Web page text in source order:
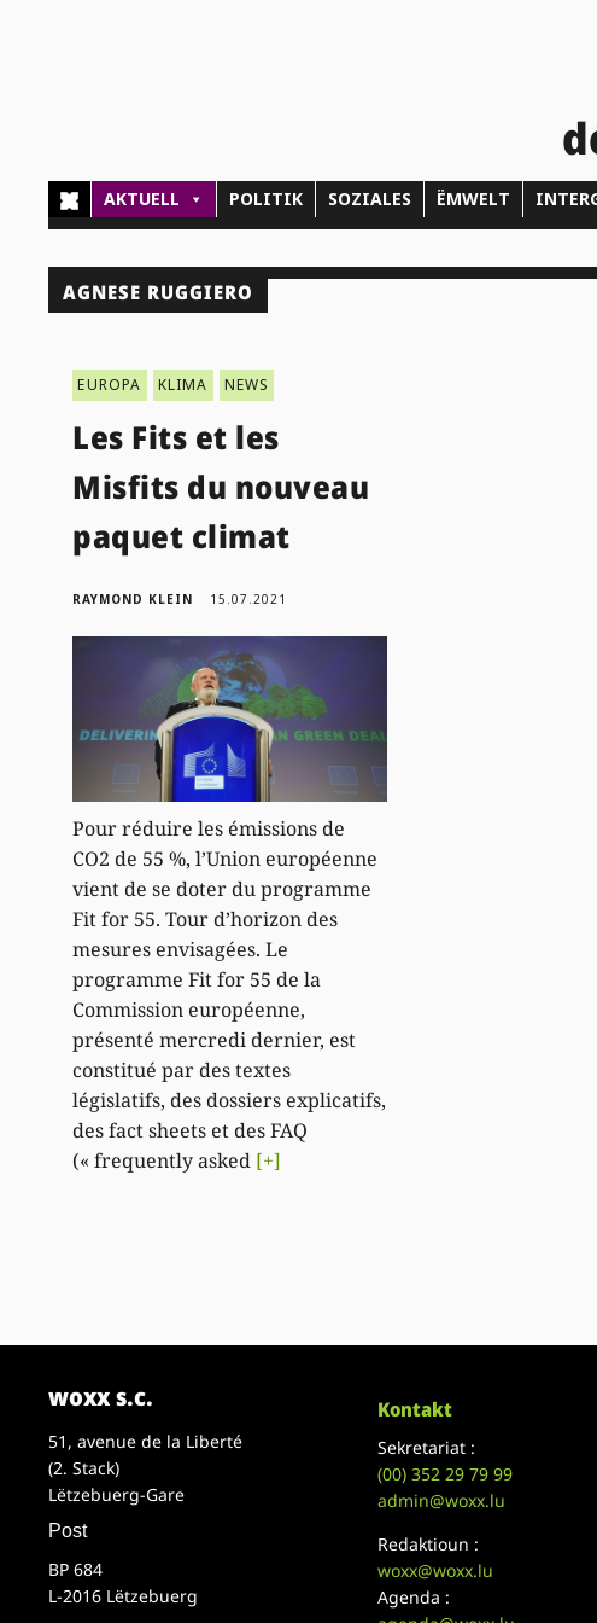
AKTUELL POLITIK SOZIALES ËMWELT
AGNESE RUGGIERO
EUROPA KLIMA NEWS
Les Fits et les
Misfits du nouveau
paquet climat
RAYMOND KLEIN 15.07.2021
Pour réduire les émissions de
CO2 de 55 %, l’Union européenne
vient de se doter du programme
Fit for 55. Tour d’horizon des
mesures envisagées. Le
programme Fit for 55 de la
Commission européenne,
présenté mercredi dernier, est
constitué par des textes
législatifs, des dossiers explicatifs,
des fact sheets et des FAQ
(« frequently asked [+]
woxx s.c.
51, avenue de la Liberté
(2. Stack)
Lëtzebuerg-Gare
Post
BP 684
L-2016 Lëtzebuerg
Kontakt
Sekretariat :
(00)352 29 79 99
admin@woxx.lu
Redaktioun :
woxx@woxx.lu
Agenda :